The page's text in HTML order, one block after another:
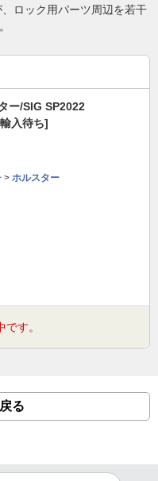
ロック用パーツ周辺を若干
ー/SIG SP2022
入待ち]
> ホルスター
す。
る